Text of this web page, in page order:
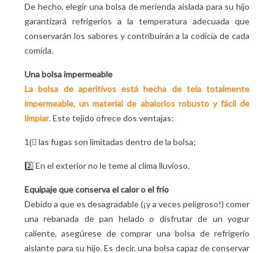
De hecho, elegir una bolsa de merienda aislada para su hijo
garantizará refrigerios a la temperatura adecuada que
conservarán los sabores y contribuirán a la codicia de cada
comida.
Una bolsa impermeable
La bolsa de aperitivos está hecha de tela totalmente
impermeable, un material de abalorios robusto y fácil de
limpiar. Este tejido ofrece dos ventajas:
1️(⃣ las fugas son limitadas dentro de la bolsa;
2️⃣ En el exterior no le teme al clima lluvioso.
Equipaje que conserva el calor o el frío
Debido a que es desagradable (¡y a veces peligroso!) comer
una rebanada de pan helado o disfrutar de un yogur
caliente, asegúrese de comprar una bolsa de refrigerio
aislante para su hijo. Es decir, una bolsa capaz de conservar